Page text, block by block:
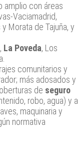
amplio con áreas
Vaciamadrid,
Morata de Tajuña, y
La Poveda, Los
comunitarios y
más adosados y
de seguro
robo, agua) y a
maquinaria y
normativa